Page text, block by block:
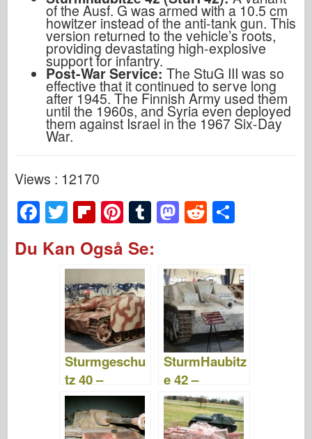
of the Ausf. G was armed with a 10.5 cm
howitzer instead of the anti-tank gun. This
version returned to the vehicle’s roots,
providing devastating high-explosive
support for infantry.
Post-War Service: The StuG III was so
effective that it continued to serve long
after 1945. The Finnish Army used them
until the 1960s, and Syria even deployed
them against Israel in the 1967 Six-Day
War.
Views : 12170
F
a
c
T
wi
tt
er
Fl
b
o
ar
d
Pi
nt
er
e
st
T
m
bl
M
o
d
o
n
R
di
t
e
Du Kan Også Se:
Sturmgeschu
tz 40 –
WalkAround
SturmHaubitz
e 42 –
WalkAround